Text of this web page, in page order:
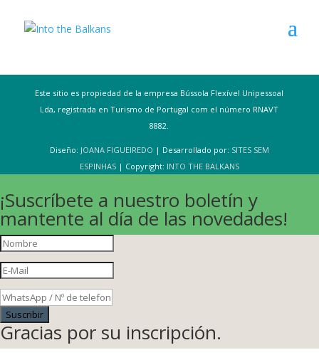
Este sitio es propiedad de la empresa Bússola Flexível Unipessoal
Lda, registrada en Turismo de Portugal com el número RNAVT
8882.
Diseño: JOANA FIGUEIREDO | Desarrollado por: SITES SEM
ESPINHAS| Copyright: INTO THE BALKANS
¡Suscríbete a nuestro boletín y
mantente al día de las novedades!
Suscribir
Gracias por su inscripción.